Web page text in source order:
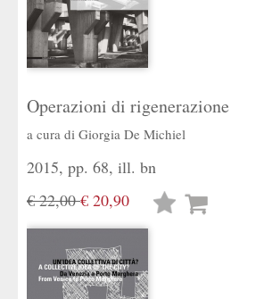
Operazioni di rigenerazione
a cura di Giorgia De Michiel
2015, pp. 68, ill. bn
€ 22,00€ 20,90
Lista